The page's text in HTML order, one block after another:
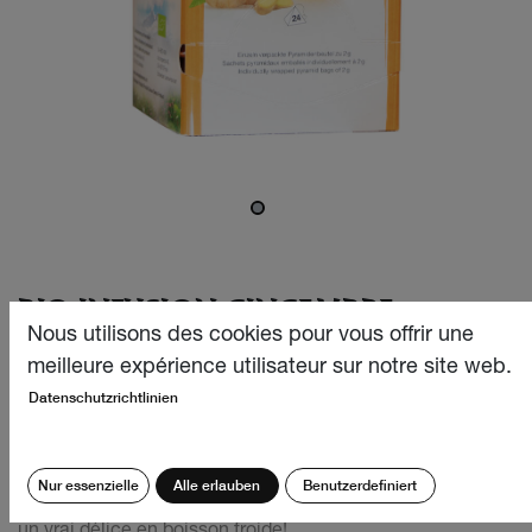
BIO INFUSION GINGEMBRE-
POMME 24X2G
Notre Bio Infusion Gingembre-Pomme originale douce et
discret piquant, frais et épicé qui ravissent le palais. Un
stimulant qui réveille en douceur au petit matin et aussi
Nous utilisons des cookies pour vous offrir une
meilleure expérience utilisateur sur notre site web.
Datenschutzrichtlinien
Nur essenzielle Alle erlauben Benutzerdefiniert